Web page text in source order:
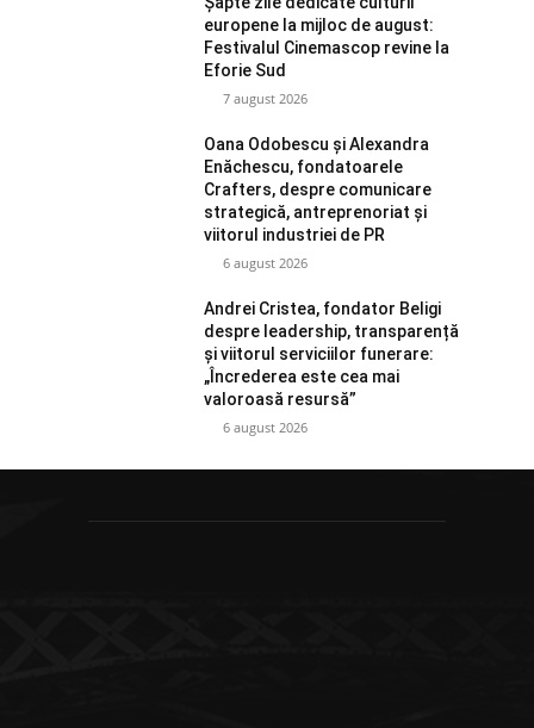
europene la mijloc de august:
Festivalul Cinemascop revine la
Eforie Sud
7 august 2026
Oana Odobescu și Alexandra
Enăchescu, fondatoarele
Crafters, despre comunicare
strategică, antreprenoriat și
viitorul industriei de PR
6 august 2026
Andrei Cristea, fondator Beligi
despre leadership, transparență
și viitorul serviciilor funerare:
„Încrederea este cea mai
valoroasă resursă”
6 august 2026